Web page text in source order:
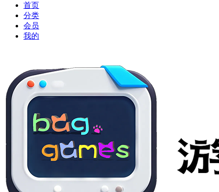
首页
分类
会员
我的